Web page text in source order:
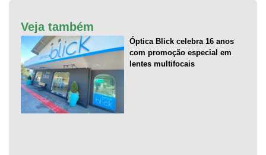
Veja também
Óptica Blick celebra 16 anos
com promoção especial em
lentes multifocais